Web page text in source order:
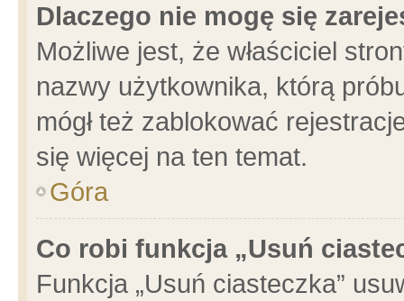
Dlaczego nie mogę się
Możliwe jest, że właściciel
nazwy użytkownika, którą
mógł też zablokować
się więcej na ten temat.
Góra
Co robi funkcja „Usuń
Funkcja „Usuń ciasteczka”